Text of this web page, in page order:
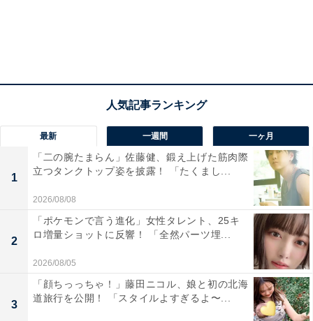
最新 一週間 一ヶ月
1
「二の腕たまらん」佐藤健、鍛え上げた筋肉際
立つタンクトップ姿を披露！ 「たくまし...
2026/08/08
2
「ポケモンで言う進化」女性タレント、25キ
ロ増量ショットに反響！ 「全然パーツ埋...
2026/08/05
3
「顔ちっっちゃ！」藤田ニコル、娘と初の北海
道旅行を公開！ 「スタイルよすぎるよ〜...